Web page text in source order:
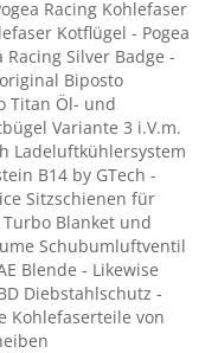
Racing Kohlefaser
Kotflügel - Pogea
Silver Badge -
Biposto
Titan Öl- und
Variante 3 i.V.m.
Ladeluftkühlersystem
B14 by GTech -
Sitzschienen für
Turbo Blanket und
Schubumluftventil
Blende - Likewise
Diebstahlschutz -
Kohlefaserteile von